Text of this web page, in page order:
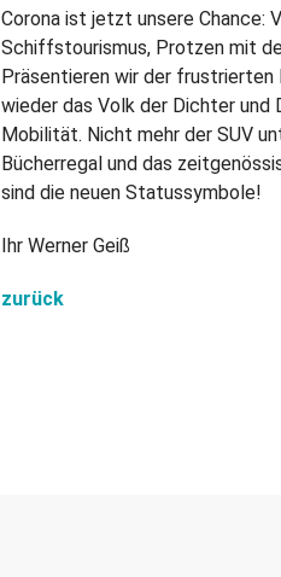
Corona ist jetzt unsere Chance:
Schiffstourismus, Protzen mit
Präsentieren wir der
wieder das Volk der Dichter
Mobilität. Nicht mehr der SUV
Bücherregal und das
sind die neuen Statussymbole!
Ihr Werner Geiß
zurück